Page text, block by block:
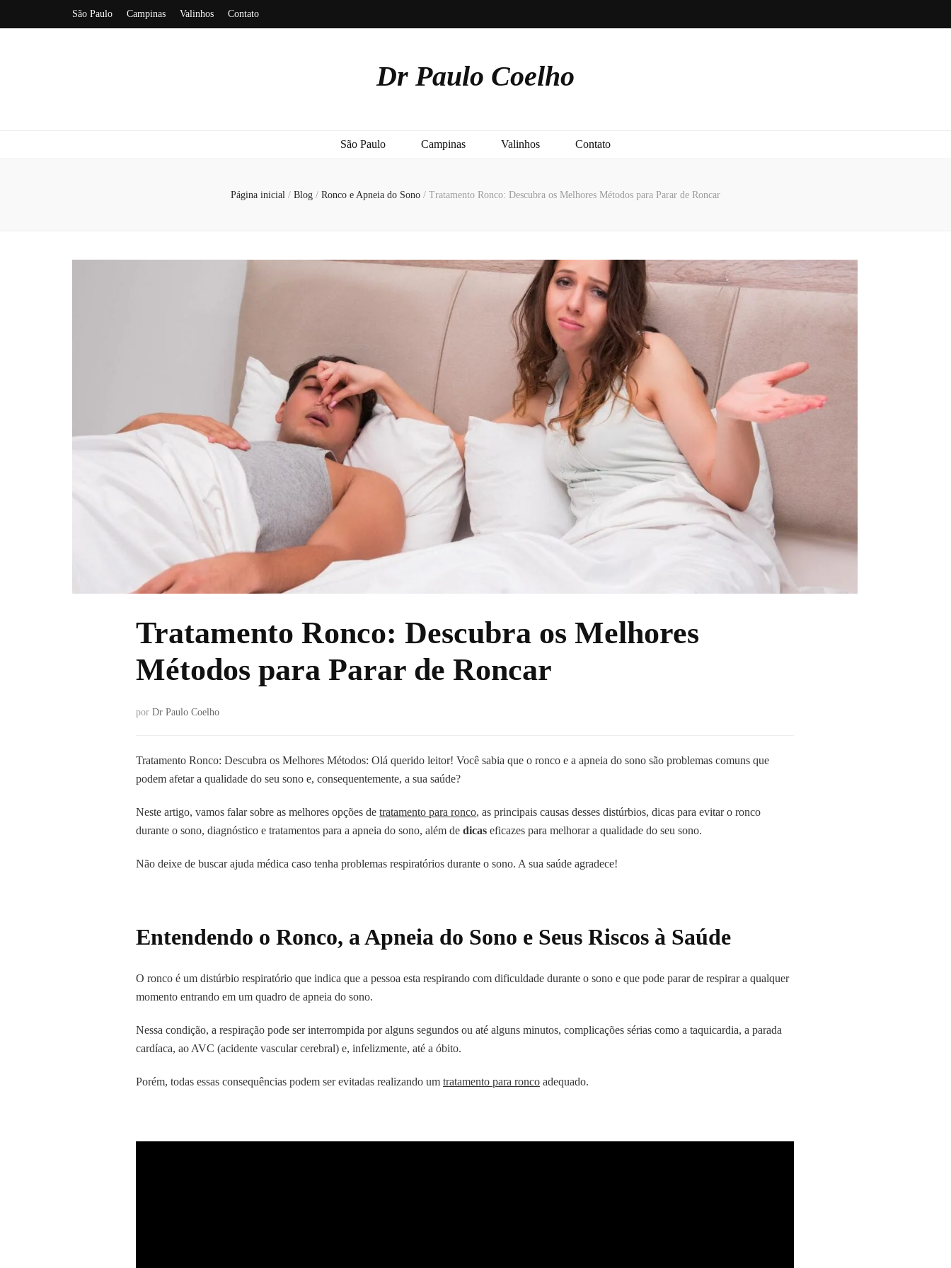
São Paulo Campinas Valinhos Contato
Dr Paulo Coelho
São Paulo Campinas Valinhos Contato
Página inicial / Blog / Ronco e Apneia do Sono / Tratamento Ronco: Descubra os Melhores Métodos para Parar de Roncar
Tratamento Ronco: Descubra os Melhores
Métodos para Parar de Roncar
por Dr Paulo Coelho
Tratamento Ronco: Descubra os Melhores Métodos: Olá querido leitor! Você sabia que o ronco e a apneia do sono são problemas comuns que
podem afetar a qualidade do seu sono e, consequentemente, a sua saúde?
Neste artigo, vamos falar sobre as melhores opções de tratamento para ronco, as principais causas desses distúrbios, dicas para evitar o ronco
durante o sono, diagnóstico e tratamentos para a apneia do sono, além de dicas eficazes para melhorar a qualidade do seu sono.
Não deixe de buscar ajuda médica caso tenha problemas respiratórios durante o sono. A sua saúde agradece!
Entendendo o Ronco, a Apneia do Sono e Seus Riscos à Saúde
O ronco é um distúrbio respiratório que indica que a pessoa esta respirando com dificuldade durante o sono e que pode parar de respirar a qualquer
momento entrando em um quadro de apneia do sono.
Nessa condição, a respiração pode ser interrompida por alguns segundos ou até alguns minutos, complicações sérias como a taquicardia, a parada
cardíaca, ao AVC (acidente vascular cerebral) e, infelizmente, até a óbito.
Porém, todas essas consequências podem ser evitadas realizando um tratamento para ronco adequado.